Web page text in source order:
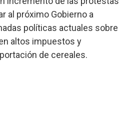
al próximo Gobierno a
políticas actuales sobre
altos impuestos y
de cereales.